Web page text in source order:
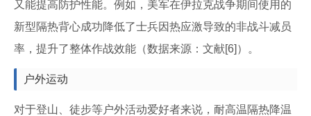
又能提高防护性能。例如，美军在伊拉克战争期间使用的
新型隔热背心成功降低了士兵因热应激导致的非战斗减员
率，提升了整体作战效能（数据来源：文献[6]）。
户外运动
对于登山、徒步等户外活动爱好者来说，耐高温隔热降温